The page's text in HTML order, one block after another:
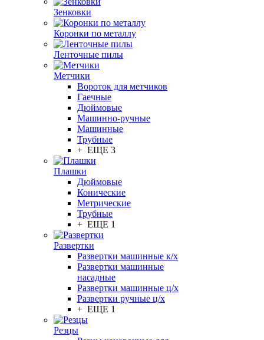
Зенковки
Коронки по металлу
Ленточные пилы
Метчики
Вороток для метчиков
Гаечные
Дюймовые
Машинно-ручные
Машинные
Трубные
+ ЕЩЕ 3
Плашки
Дюймовые
Конические
Метрические
Трубные
+ ЕЩЕ 1
Развертки
Развертки машинные к/х
Развертки машинные
насадные
Развертки машинные ц/х
Развертки ручные ц/х
+ ЕЩЕ 1
Резцы